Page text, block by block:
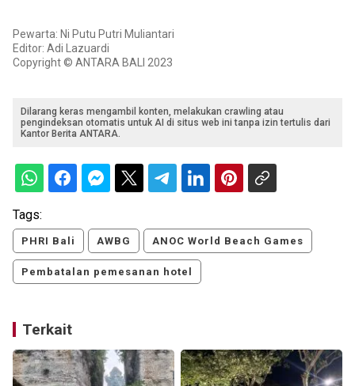
Pewarta: Ni Putu Putri Muliantari
Editor: Adi Lazuardi
Copyright © ANTARA BALI 2023
Dilarang keras mengambil konten, melakukan crawling atau
pengindeksan otomatis untuk AI di situs web ini tanpa izin tertulis dari
Kantor Berita ANTARA.
Tags:
PHRI Bali AWBG ANOC World Beach Games
Pembatalan pemesanan hotel
Terkait